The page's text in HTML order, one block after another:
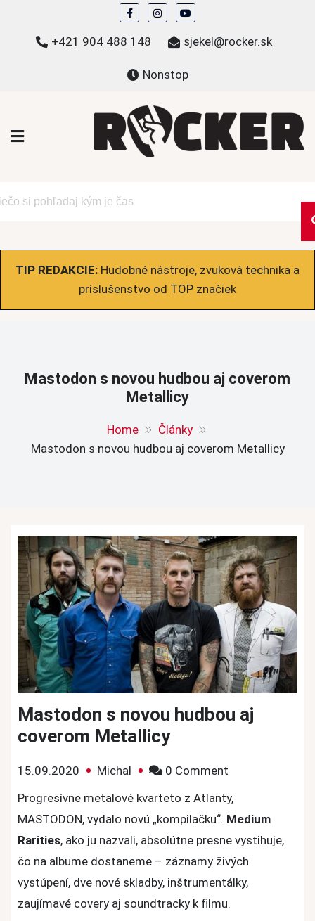
content
+421 904 488 148 sjekel@rocker.sk
Nonstop
TIP REDAKCIE: Hudobné nástroje, zvuková technika a
príslušenstvo od TOP značiek
Mastodon s novou hudbou aj coverom
Metallicy
Home
Články
Mastodon s novou hudbou aj coverom Metallicy
Mastodon s novou hudbou aj
coverom Metallicy
15.09.2020 Michal 0 Comment
s
novou
hudbou
aj
coverom
Metallicy
Progresívne metalové kvarteto z Atlanty,
MASTODON, vydalo novú „kompilačku“. Medium
Rarities, ako ju nazvali, absolútne presne vystihuje,
čo na albume dostaneme – záznamy živých
vystúpení, dve nové skladby, inštrumentálky,
zaujímavé covery aj soundtracky k filmu.